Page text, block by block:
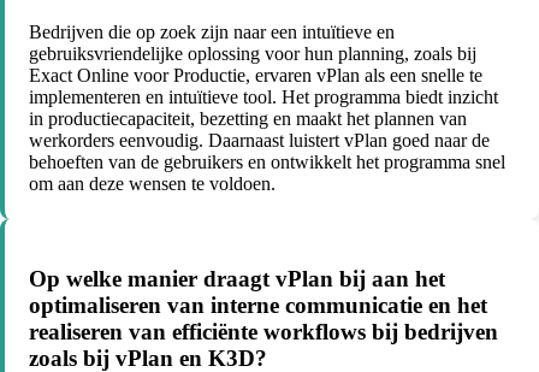
Bedrijven die op zoek zijn naar een intuïtieve en
gebruiksvriendelijke oplossing voor hun planning, zoals bij
Exact Online voor Productie, ervaren vPlan als een snelle te
implementeren en intuïtieve tool. Het programma biedt inzicht
in productiecapaciteit, bezetting en maakt het plannen van
werkorders eenvoudig. Daarnaast luistert vPlan goed naar de
behoeften van de gebruikers en ontwikkelt het programma snel
om aan deze wensen te voldoen.
Op welke manier draagt vPlan bij aan het
optimaliseren van interne communicatie en het
realiseren van efficiënte workflows bij bedrijven
zoals bij vPlan en K3D?